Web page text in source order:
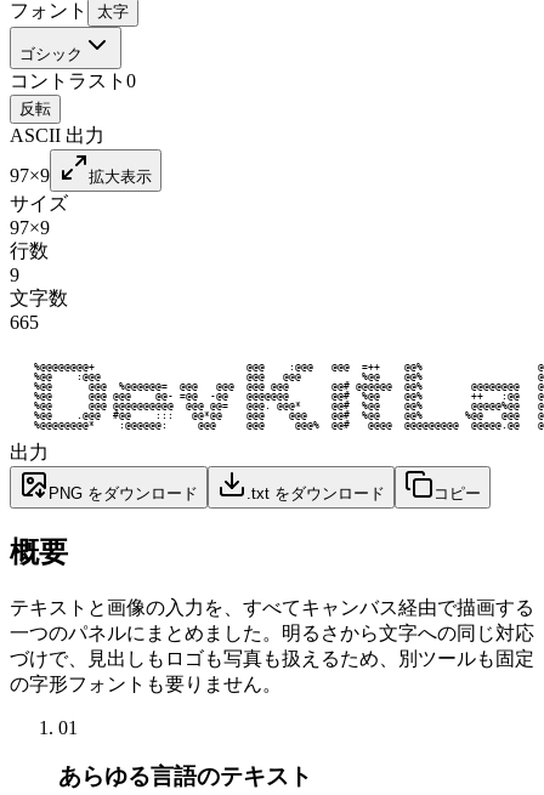
フォント 太字
ゴシック
コントラスト 0
反転
ASCII 出力
97×9
拡大表示
サイズ
97×9
行数
9
文字数
665
%@@@@@@@@+                         @@@    :@@@   @@@  =++    @@%
%@@    :@@@                        @@@   @@@          %@@    @@%
%@@      @@@  %@@@@@@=  @@@   @@@  @@@ @@@       @@# @@@@@@  @@%        @@@@@@@@
%@@      @@@ @@@    @@- =@@  -@@   @@@@@@@       @@#  %@@    @@%        ++   :@@
%@@      @@@ @@@@@@@@@@  @@@ @@=   @@@. @@@*     @@#  %@@    @@%        @@@@@%@@
%@@    .@@@  #@@    :::   @@*@@    @@@    @@@    @@#  %@@    @@%       %@@   @@@
%@@@@@@@@*    :@@@@@@:     @@@     @@@     @@@%  @@#   @@@@  @@@@@@@@@  @@@@@.@@
出力
PNG をダウンロード .txt をダウンロード コピー
概要
テキストと画像の入力を、すべてキャンバス経由で描画する
一つのパネルにまとめました。明るさから文字への同じ対応
づけで、見出しもロゴも写真も扱えるため、別ツールも固定
の字形フォントも要りません。
01
あらゆる言語のテキスト